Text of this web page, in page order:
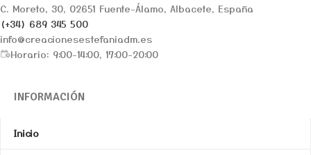
C. Moreto, 30, 02651 Fuente-Álamo, Albacete, España
(+34) 689 345 500
info@creacionesestefaniadm.es
Horario: 9:00-14:00, 17:00-20:00
INFORMACIÓN
Inicio